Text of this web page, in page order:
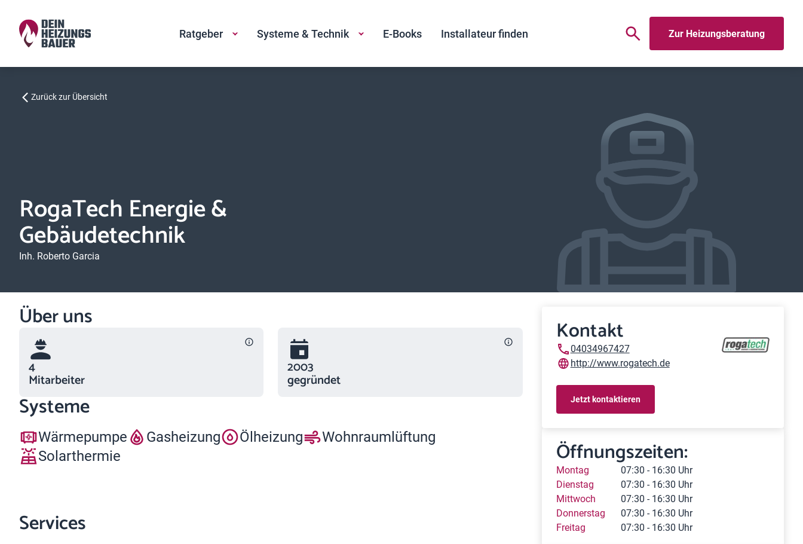
Ratgeber Systeme & Technik E-Books Installateur finden Zur Heizungsberatung
Zurück zur Übersicht
RogaTech Energie &
Gebäudetechnik
Inh. Roberto Garcia
Über uns
4
Mitarbeiter
2003
gegründet
Systeme
Wärmepumpe Gasheizung Ölheizung
Wohnraumlüftung
Solarthermie
Services
Kontakt
04034967427
http://www.rogatech.de
Jetzt kontaktieren
Öffnungszeiten:
Montag
07:30 - 16:30 Uhr
Dienstag
07:30 - 16:30 Uhr
Mittwoch
07:30 - 16:30 Uhr
Donnerstag
07:30 - 16:30 Uhr
Freitag
07:30 - 16:30 Uhr